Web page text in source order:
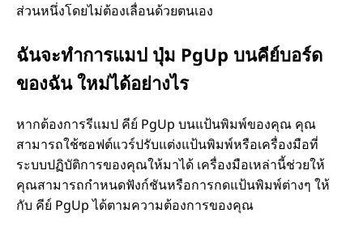
ด
ส่วนหนึ่งโดยไม่ต้องเลื่อนด้วยตนเอง
ฉันจะทำการแมป ปุ่ม PgUp บนคีย์บอร์ด
ของฉัน ใหม่ได้อย่างไร
หากต้องการรีแมป คีย์ PgUp บนแป้นพิมพ์ของคุณ คุณ
สามารถใช้ซอฟต์แวร์ปรับแต่งแป้นพิมพ์หรือเครื่องมือที่
ระบบปฏิบัติการของคุณให้มาได้ เครื่องมือเหล่านี้ช่วยให้
คุณสามารถกำหนดฟังก์ชันหรือการกดแป้นพิมพ์ต่างๆ ให้
กับ คีย์ PgUp ได้ตามความต้องการของคุณ